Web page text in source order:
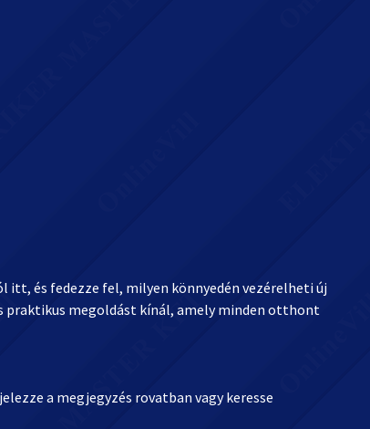
itt, és fedezze fel, milyen könnyedén vezérelheti új
praktikus megoldást kínál, amely minden otthont
a megjegyzés rovatban vagy keresse